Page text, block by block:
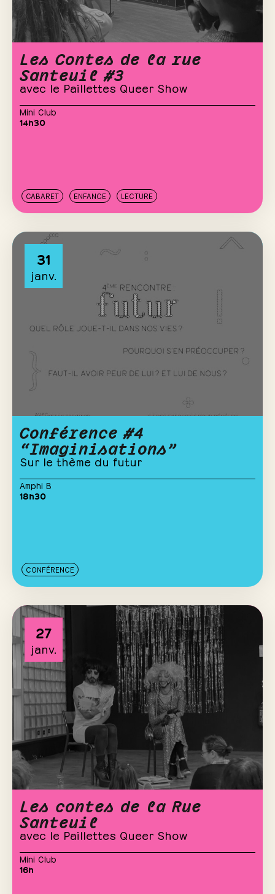
Les Contes de la rue
Santeuil #3
avec le Paillettes Queer Show
Mini Club
14h30
CABARET ENFANCE LECTURE
31
janv.
Conférence #4
“Imaginisations”
Sur le thème du futur
Amphi B
18h30
CONFÉRENCE
27
janv.
Les contes de la Rue
Santeuil
avec le Paillettes Queer Show
Mini Club
16h